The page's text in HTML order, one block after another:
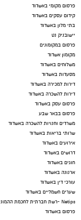
פרסום מקומי באשדוד
קידום עסקים באשדוד
בתי מלון באשדוד
יישובניק נט
פרסום במקומונים
מקומון אשדוד
משלוחים באשדוד
מסעדות באשדוד
דירות למכירה באשדוד
דירות להשכרה באשדוד
פרסום עסק באשדוד
פרסום בבאר שבע
משרדים וחנויות להשכרה באשדוד
שרותי בריאות באשדוד
אירועים באשדוד
דרושים באשדוד
חוגים באשדוד
ארנונה באשדוד
עורכי דין באשדוד
שערים חשמליים באשדוד
Netips -רשת חברתית לחכמת ההמונים
פרסום באשדוד